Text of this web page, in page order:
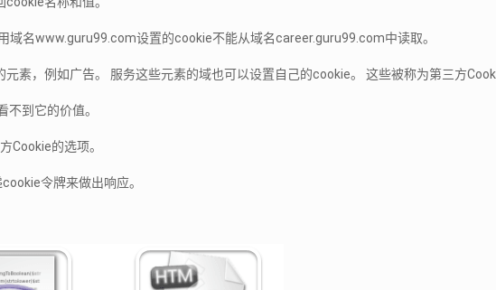
域名www.guru99.com设置的cookie不能从域名career.guru99.com中读取。
素，例如广告。 服务这些元素的域也可以设置自己的cookie。 这些被称为第三方
到它的价值。
Cookie的选项。
令牌来做出响应。